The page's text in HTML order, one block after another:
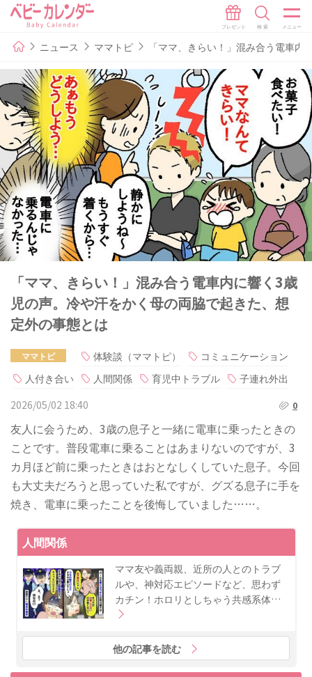
ニュース ママトピ 「ママ、きらい！」混み合う電車
「ママ、きらい！」混み合う電車内に響く3歳
児の声。冷や汗をかく母の両脇で起きた、想
定外の事態とは
ママトピ 体験談（ママトピ）
コミュニケーション
人付き合い
人間関係 育児中トラブル
子連れ外出
2026/05/02 18:40
0
友人に会うため、3歳の息子と一緒に電車に乗ったときの
ことです。普段電車に乗ることはあまりないのですが、3
カ月ほど前に乗ったときはおとなしくしていた息子。今回
も大丈夫だろうと思っていた私ですが、グズる息子に手を
焼き、電車に乗ったことを後悔していました……。
人間関係
ママ友や義両親、近所の人とのトラブ
ルや、神対応エピソードなど、思わず
カチン！ホロリとしちゃう共感系体…
他の記事を読む